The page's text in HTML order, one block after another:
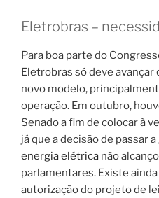
Eletrobras –
Para boa parte do
Eletrobras só deve
novo modelo,
operação. Em outubro,
Senado a fim de colocar à
já que a decisão de passar
energia elétrica não
parlamentares. Existe
autorização do projeto de